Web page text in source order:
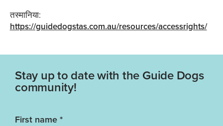
तस्मानिया:
https://guidedogstas.com.au/resources/accessrights/
Stay up to date with the Guide Dogs
community!
First name *